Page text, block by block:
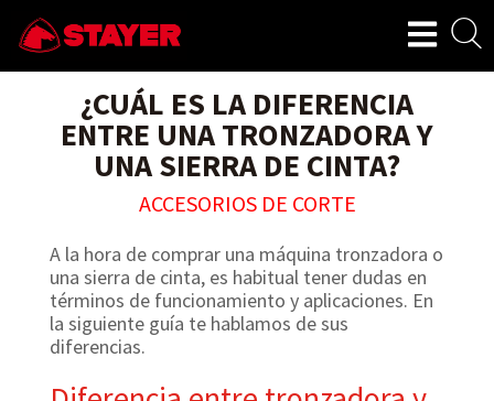
¿CUÁL ES LA DIFERENCIA
ENTRE UNA TRONZADORA Y
UNA SIERRA DE CINTA?
ACCESORIOS DE CORTE
A la hora de comprar una máquina tronzadora o
una sierra de cinta, es habitual tener dudas en
términos de funcionamiento y aplicaciones. En
la siguiente guía te hablamos de sus
diferencias.